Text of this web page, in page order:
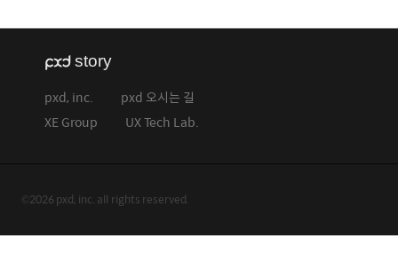
pxd, inc.
pxd 오시는 길
XE Group
UX Tech Lab.
©2026 pxd, inc. all rights reserved.